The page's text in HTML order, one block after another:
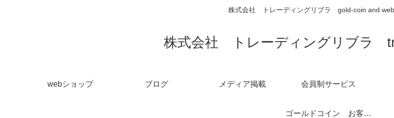
株式会社 トレーディングリブラ gold-coin and
株式会社 トレーディングリブラ
webショップ ブログ メディア掲載 会員制サービス
ゴールドコイン お客様の声1～6ページ